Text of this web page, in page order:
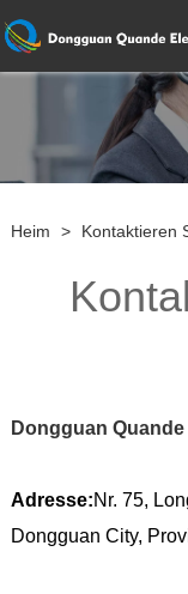
Heim > Kontaktieren
Dongguan
Adresse:Nr. 75,
Dongguan City,